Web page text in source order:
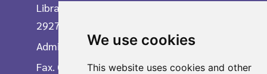
We use cookies
This website uses cookies and other
Library Service 0-2218-2929, 0-2218-
2927
Administrative Division 0-2218-2903
Fax. 0-2215-3617